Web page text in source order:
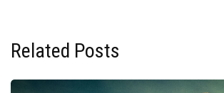
Related Posts